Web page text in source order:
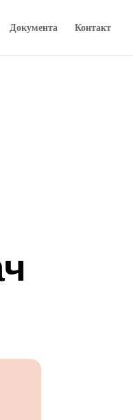
Документа Контакт